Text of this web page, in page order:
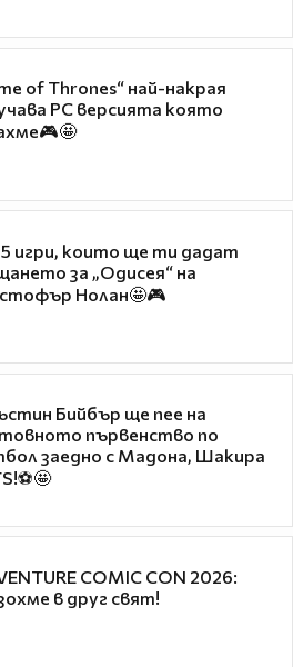
of Thrones“ най-накрая
PC версията която
игри, които ще ти дадат
за „Одисея“ на
Нолан🤩🎮
Бийбър ще пее на
първенство по
заедно с Мадона, Шакира
COMIC CON 2026:
в друг свят!